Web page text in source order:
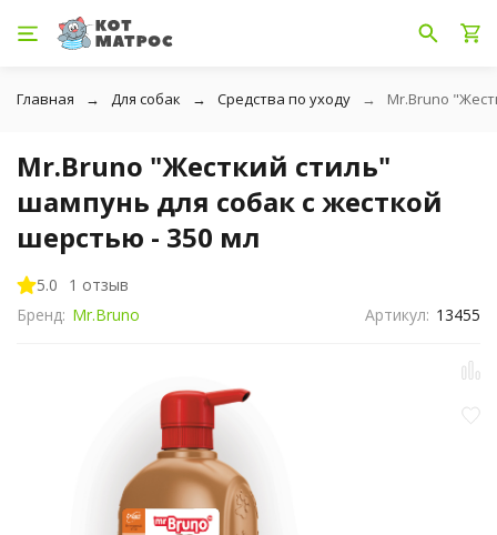
Главная Для собак Средства по уходу Mr.Bruno
Mr.Bruno "Жесткий стиль"
шампунь для собак с жесткой
шерстью - 350 мл
5.0
1 отзыв
Бренд: Mr.Bruno Артикул: 13455